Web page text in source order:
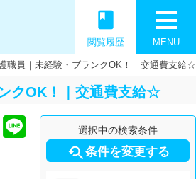
MENU
book
閲覧履歴
職員｜未経験・ブランクOK！｜交通費支給☆
クOK！｜交通費支給☆
選択中の検索条件
条件を変更する